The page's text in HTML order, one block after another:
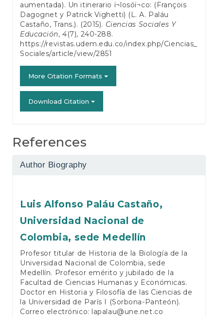
aumentada). Un itinerario ï¬losóï¬co: (François
Dagognet y Patrick Vighetti) (L. A. Paláu
Castaño, Trans.). (2015). Ciencias Sociales Y
Educación,4(7), 240-288.
https://revistas.udem.edu.co/index.php/Ciencias_
Sociales/article/view/2851
More Citation Formats
Download Citation
References
Author Biography
Luis Alfonso Paláu Castaño,
Universidad Nacional de
Colombia, sede Medellín
Profesor titular de Historia de la Biología de la
Universidad Nacional de Colombia, sede
Medellín. Profesor emérito y jubilado de la
Facultad de Ciencias Humanas y Económicas.
Doctor en Historia y Filosofía de las Ciencias de
la Universidad de París I (Sorbona-Panteón).
Correo electrónico:
lapalau@une.net.co